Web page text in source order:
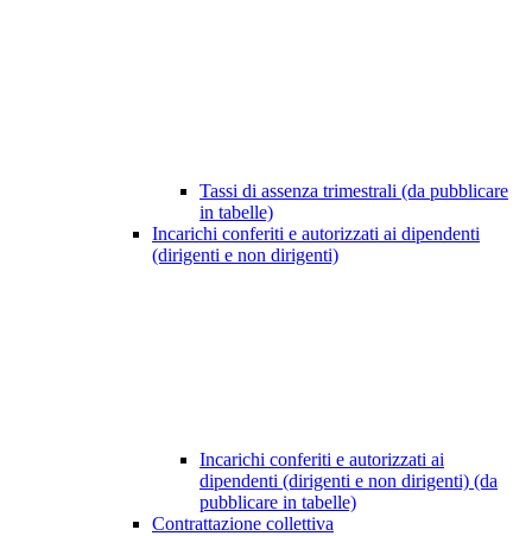
Tassi di assenza trimestrali (da pubblicare
in tabelle)
Incarichi conferiti e autorizzati ai dipendenti
(dirigenti e non dirigenti)
Incarichi conferiti e autorizzati ai
dipendenti (dirigenti e non dirigenti) (da
pubblicare in tabelle)
Contrattazione collettiva